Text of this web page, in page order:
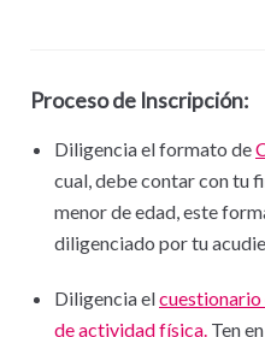
Proceso de Inscripción:
Diligencia el formato de
cual, debe contar con tu
menor de edad, este
diligenciado por tu
Diligencia elcuestionario
de actividad física. Ten